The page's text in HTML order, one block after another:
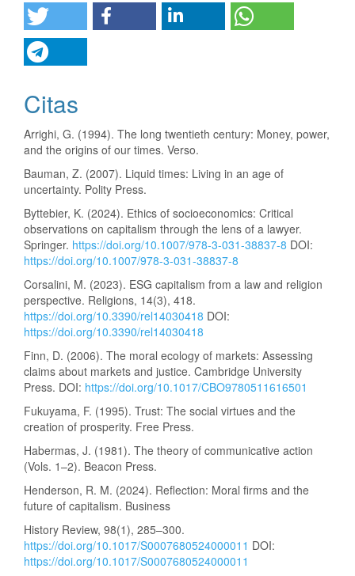
Citas
Arrighi, G. (1994). The long twentieth century: Money, power,
and the origins of our times. Verso.
Bauman, Z. (2007). Liquid times: Living in an age of
uncertainty. Polity Press.
Byttebier, K. (2024). Ethics of socioeconomics: Critical
observations on capitalism through the lens of a lawyer.
Springer. https://doi.org/10.1007/978-3-031-38837-8 DOI:
https://doi.org/10.1007/978-3-031-38837-8
Corsalini, M. (2023). ESG capitalism from a law and religion
perspective. Religions, 14(3), 418.
https://doi.org/10.3390/rel14030418 DOI:
https://doi.org/10.3390/rel14030418
Finn, D. (2006). The moral ecology of markets: Assessing
claims about markets and justice. Cambridge University
Press. DOI: https://doi.org/10.1017/CBO9780511616501
Fukuyama, F. (1995). Trust: The social virtues and the
creation of prosperity. Free Press.
Habermas, J. (1981). The theory of communicative action
(Vols. 1–2). Beacon Press.
Henderson, R. M. (2024). Reflection: Moral firms and the
future of capitalism. Business
History Review, 98(1), 285–300.
https://doi.org/10.1017/S0007680524000011 DOI:
https://doi.org/10.1017/S0007680524000011